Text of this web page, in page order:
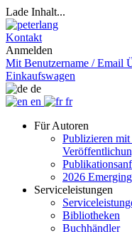
Lade Inhalt...
Kontakt
Anmelden
Mit Benutzername / Email
Einkaufswagen
de
en
fr
Für Autoren
Publizieren
2026
Serviceleistungen
Bibliotheken
Buchhändler